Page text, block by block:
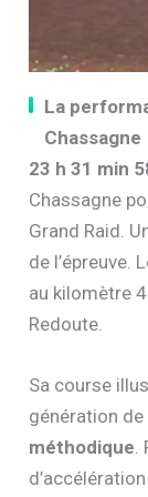
La
Chassagne
23 h 31 min
Chassagne
Grand Raid.
de l’épreuve.
au kilomètre
Redoute.
Sa course
génération
méthodique.